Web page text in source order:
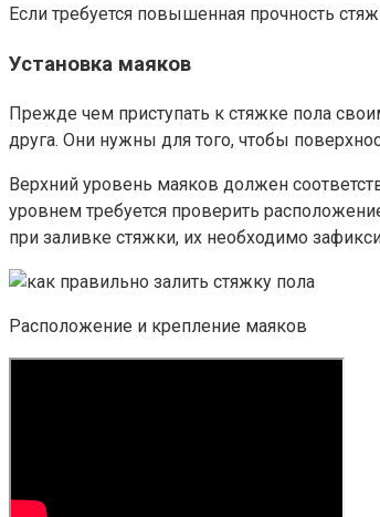
Если требуется повышенная прочность
Установка маяков
Прежде чем приступать к стяжке пола
друга. Они нужны для того, чтобы
Верхний уровень маяков должен
уровнем требуется проверить
при заливке стяжки, их необходимо
Расположение и крепление маяков